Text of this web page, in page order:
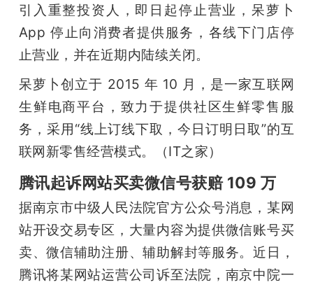
引入重整投资人，即日起停止营业，呆萝卜
App 停止向消费者提供服务，各线下门店停
止营业，并在近期内陆续关闭。
呆萝卜创立于 2015 年 10 月，是一家互联网
生鲜电商平台，致力于提供社区生鲜零售服
务，采用“线上订线下取，今日订明日取”的互
联网新零售经营模式。（IT之家）
腾讯起诉网站买卖微信号获赔 109 万
据南京市中级人民法院官方公众号消息，某网
站开设交易专区，大量内容为提供微信账号买
卖、微信辅助注册、辅助解封等服务。近日，
腾讯将某网站运营公司诉至法院，南京中院一